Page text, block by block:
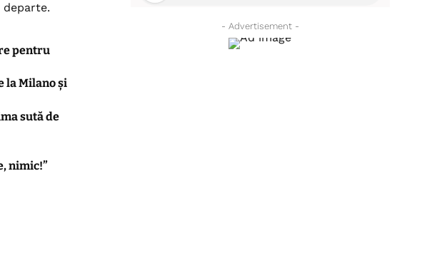
pentru
la Milano și
sută de
nimic!”
- Advertisement -